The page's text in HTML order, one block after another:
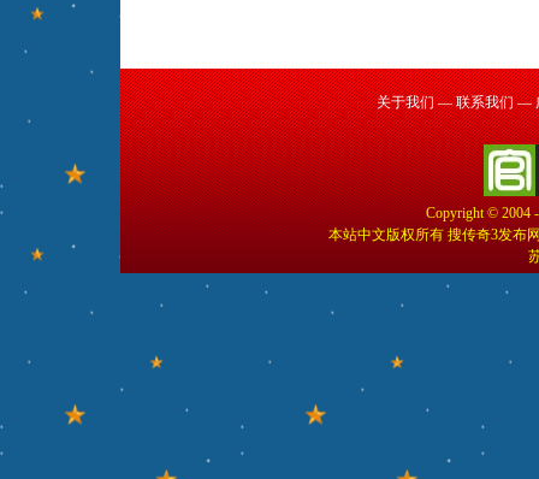
关于我们 — 联系我们 —
Copyright © 2004
本站中文版权所有 搜传奇3发布